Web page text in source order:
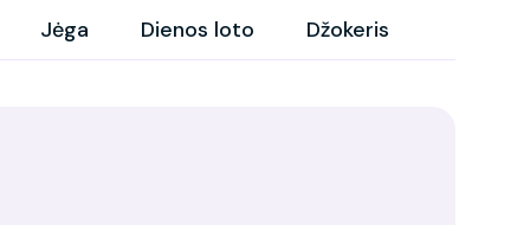
Jėga Dienos loto Džokeris